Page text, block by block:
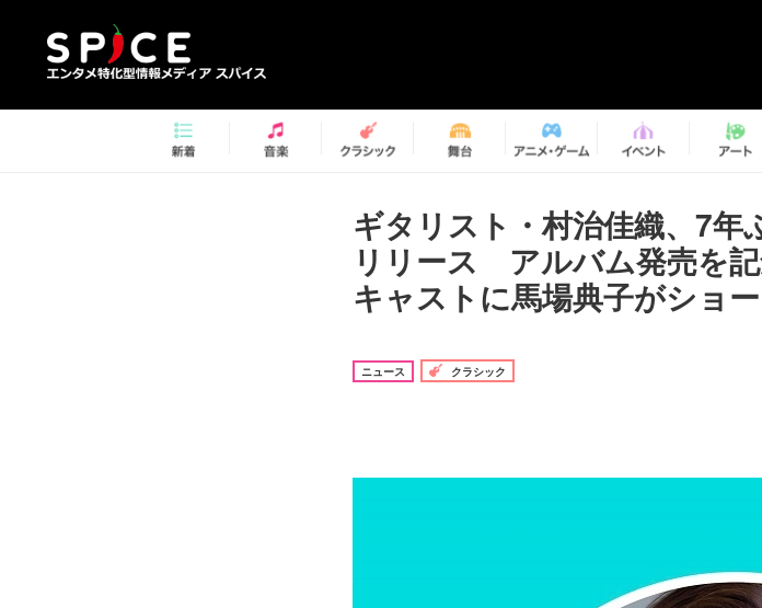
ギタリスト・村治佳織、7
リリース アルバム発売を
キャストに馬場典子がショ
ニュース クラシック